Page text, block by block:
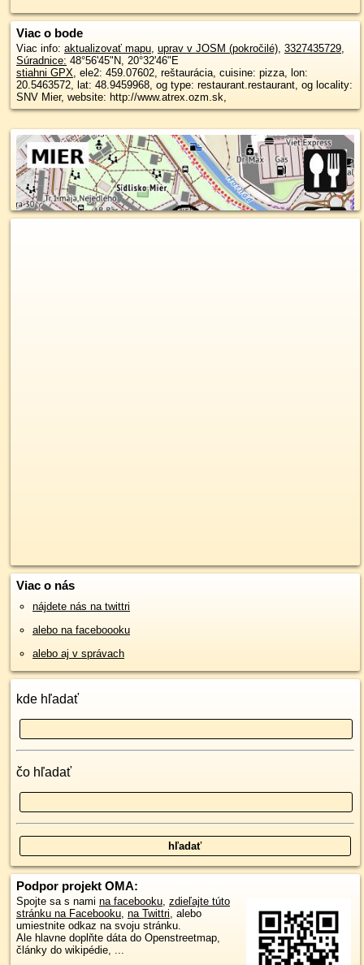
Viac o bode
Viac info: aktualizovať mapu, uprav v JOSM (pokročilé), 3327435729,
Súradnice: 48°56'45"N, 20°32'46"E
stiahni GPX, ele2: 459.07602, reštaurácia, cuisine: pizza, lon:
20.5463572, lat: 48.9459968, og type: restaurant.restaurant, og locality:
SNV Mier, website: http://www.atrex.ozm.sk,
Viac o nás
nájdete nás na twittri
alebo na faceboooku
alebo aj v správach
kde hľadať
čo hľadať
Podpor projekt OMA:
Spojte sa s nami na facebooku, zdieľajte túto
stránku na Facebooku, na Twittri, alebo
umiestnite odkaz na svoju stránku.
Ale hlavne doplňte dáta do Openstreetmap,
články do wikipédie, ...